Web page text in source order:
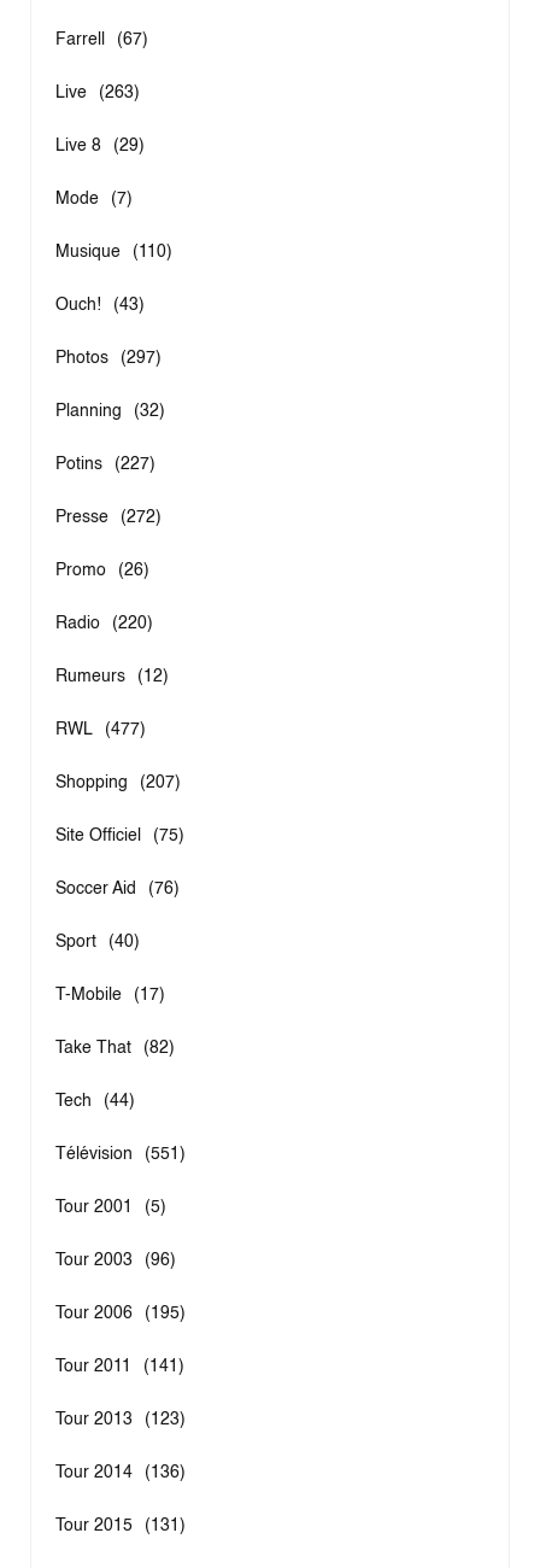
Farrell (67)
Live (263)
Live 8 (29)
Mode (7)
Musique (110)
Ouch! (43)
Photos (297)
Planning (32)
Potins (227)
Presse (272)
Promo (26)
Radio (220)
Rumeurs (12)
RWL (477)
Shopping (207)
Site Officiel (75)
Soccer Aid (76)
Sport (40)
T-Mobile (17)
Take That (82)
Tech (44)
Télévision (551)
Tour 2001 (5)
Tour 2003 (96)
Tour 2006 (195)
Tour 2011 (141)
Tour 2013 (123)
Tour 2014 (136)
Tour 2015 (131)